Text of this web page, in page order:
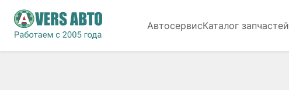
АвтосервисКаталог запчастей